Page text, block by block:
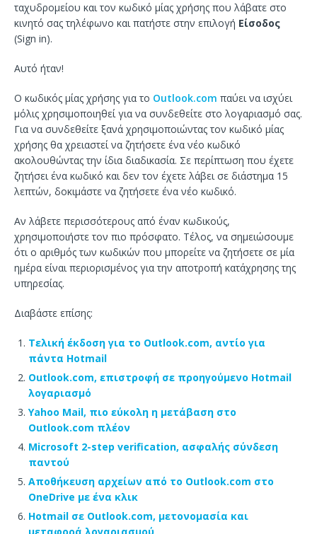
ταχυδρομείου και τον κωδικό μίας χρήσης που λάβατε στο
κινητό σας τηλέφωνο και πατήστε στην επιλογή Είσοδος
(Sign in).
Αυτό ήταν!
Ο κωδικός μίας χρήσης για το Outlook.com παύει να ισχύει
μόλις χρησιμοποιηθεί για να συνδεθείτε στο λογαριασμό σας.
Για να συνδεθείτε ξανά χρησιμοποιώντας τον κωδικό μίας
χρήσης θα χρειαστεί να ζητήσετε ένα νέο κωδικό
ακολουθώντας την ίδια διαδικασία. Σε περίπτωση που έχετε
ζητήσει ένα κωδικό και δεν τον έχετε λάβει σε διάστημα 15
λεπτών, δοκιμάστε να ζητήσετε ένα νέο κωδικό.
Αν λάβετε περισσότερους από έναν κωδικούς,
χρησιμοποιήστε τον πιο πρόσφατο. Τέλος, να σημειώσουμε
ότι ο αριθμός των κωδικών που μπορείτε να ζητήσετε σε μία
ημέρα είναι περιορισμένος για την αποτροπή κατάχρησης της
υπηρεσίας.
Διαβάστε επίσης:
Τελική έκδοση για το Outlook.com, αντίο για
πάντα Hotmail
Outlook.com, επιστροφή σε προηγούμενο Hotmail
λογαριασμό
Yahoo Mail, πιο εύκολη η μετάβαση στο
Outlook.com πλέον
Microsoft 2-step verification, ασφαλής σύνδεση
παντού
Αποθήκευση αρχείων από το Outlook.com στο
OneDrive με ένα κλικ
Hotmail σε Outlook.com, μετονομασία και